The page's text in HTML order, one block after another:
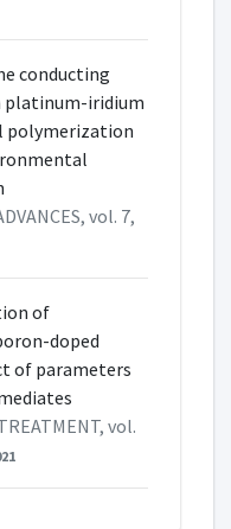
conducting
platinum-iridium
polymerization
vol. 7,
of
doped
of parameters
vol.